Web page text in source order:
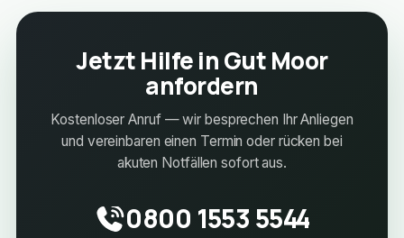
Jetzt Hilfe in Gut Moor
anfordern
Kostenloser Anruf — wir besprechen Ihr Anliegen
und vereinbaren einen Termin oder rücken bei
akuten Notfällen sofort aus.
0800 1553 5544